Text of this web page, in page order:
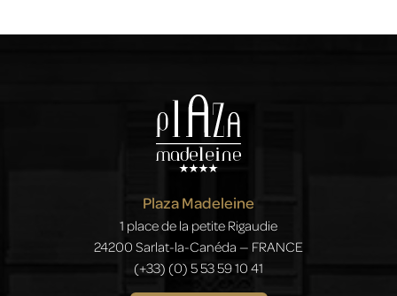
Plaza Madeleine
1 place de la petite Rigaudie
24200 Sarlat-la-Canéda — FRANCE
(+33) (0) 5 53 59 10 41